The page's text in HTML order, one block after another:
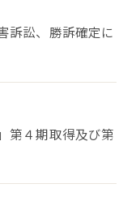
訴訟、勝訴確定に
第４期取得及び第